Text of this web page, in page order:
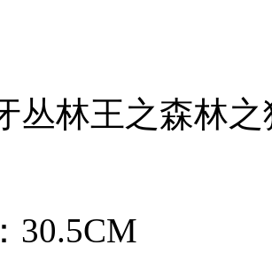
丛林王之森林之
30.5CM